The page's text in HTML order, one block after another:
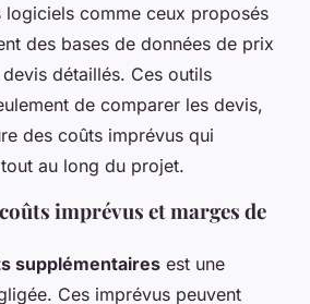
logiciels comme ceux proposés
des bases de données de prix
détaillés. Ces outils
de comparer les devis,
des coûts imprévus qui
au long du projet.
imprévus et marges de
supplémentaires est une
Ces imprévus peuvent